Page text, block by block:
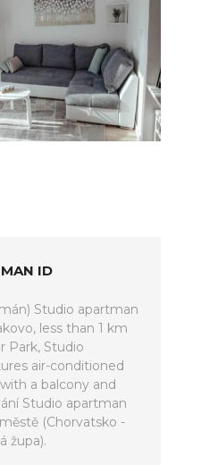
ID
Studio apartman
less than 1 km
Park, Studio
air-conditioned
a balcony and
Studio apartman
(Chorvatsko -
župa).